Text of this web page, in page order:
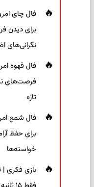
برای دیدن
نگرانی‌های
فرصت‌های
تازه
برای حفظ
خواسته‌ها
بازی فکری |